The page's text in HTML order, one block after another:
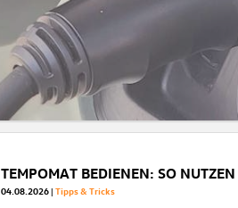
TEMPOMAT BEDIENEN: SO
04.08.2026 Tipps & Tricks